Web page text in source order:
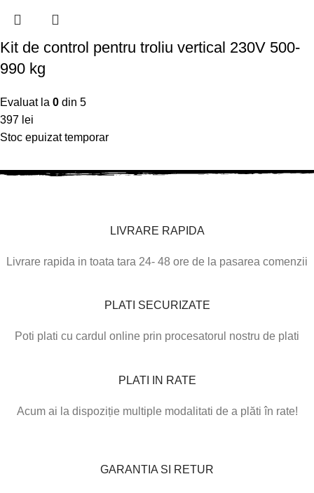
Kit de control pentru troliu vertical 230V 500-
990 kg
Evaluat la 0 din 5
397 lei
Stoc epuizat temporar
LIVRARE RAPIDA
Livrare rapida in toata tara 24- 48 ore de la pasarea comenzii
PLATI SECURIZATE
Poti plati cu cardul online prin procesatorul nostru de plati
PLATI IN RATE
Acum ai la dispoziție multiple modalitati de a plăti în rate!
GARANTIA SI RETUR